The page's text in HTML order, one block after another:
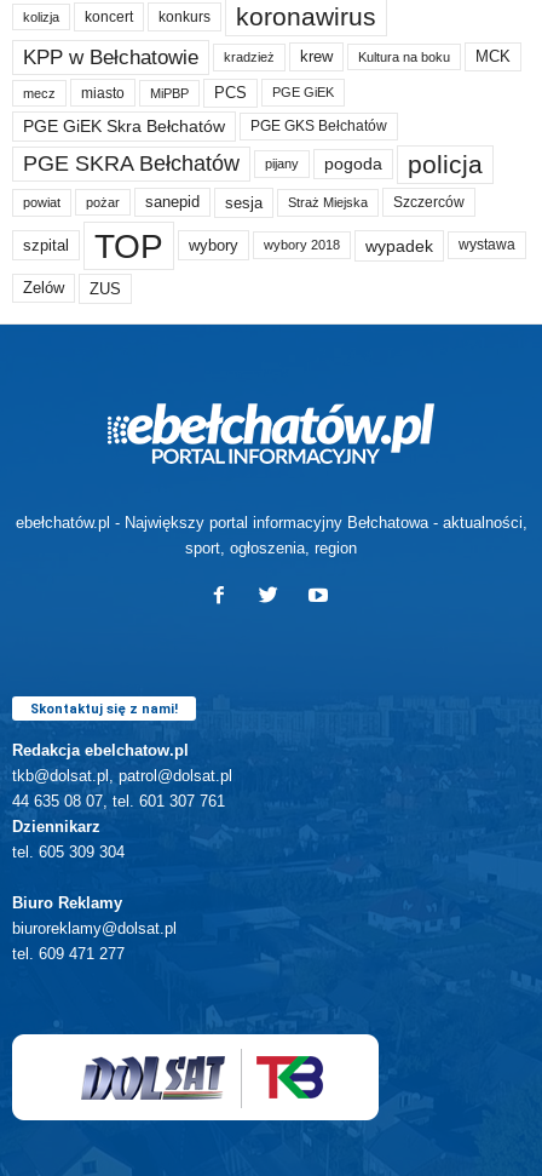
kolizja koncert konkurs koronawirus
KPP w Bełchatowie kradzież krew Kultura na boku MCK
mecz miasto MiPBP PCS PGE GiEK
PGE GiEK Skra Bełchatów PGE GKS Bełchatów
PGE SKRA Bełchatów pijany pogoda policja
powiat pożar sanepid sesja Straż Miejska Szczerców
szpital TOP wybory wybory 2018 wypadek wystawa
Zelów ZUS
ebełchatów.pl - Największy portal informacyjny Bełchatowa - aktualności,
sport, ogłoszenia, region
Skontaktuj się z nami!
Redakcja ebelchatow.pl
tkb@dolsat.pl, patrol@dolsat.pl
44 635 08 07, tel. 601 307 761
Dziennikarz
tel. 605 309 304
Biuro Reklamy
biuroreklamy@dolsat.pl
tel. 609 471 277